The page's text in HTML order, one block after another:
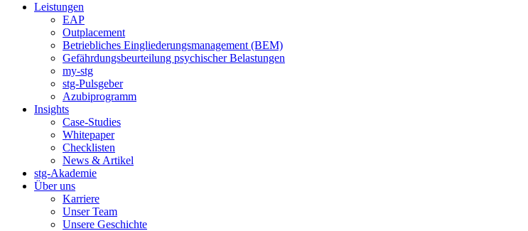
Leistungen
EAP
Outplacement
Betriebliches Eingliederungsmanagement (BEM)
Gefährdungsbeurteilung psychischer Belastungen
my-stg
stg-Pulsgeber
Azubiprogramm
Insights
Case-Studies
Whitepaper
Checklisten
News & Artikel
stg-Akademie
Über uns
Karriere
Unser Team
Unsere Geschichte